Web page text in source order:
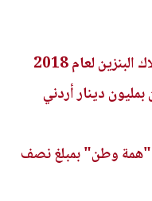
لعام 2018
دينار أردني
وطن" بمبلغ نصف